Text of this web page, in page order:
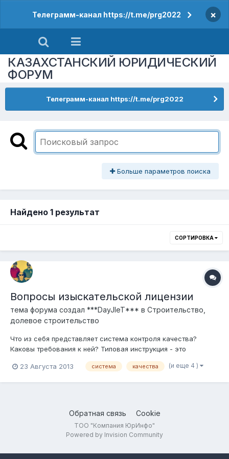
Телеграмм-канал https://t.me/prg2022 ×
КАЗАХСТАНСКИЙ ЮРИДИЧЕСКИЙ
ФОРУМ
Телеграмм-канал https://t.me/prg2022
Больше параметров поиска
Найдено 1 результат
СОРТИРОВКА
Вопросы изыскательской лицензии
тема форума создал ***DayJIeT*** в Строительство,
долевое строительство
Что из себя представляет система контроля качества?
Каковы требования к ней? Типовая инструкция - это
можно использовать, подписав и поставив печать, в
23 Августа 2013 система качества (и еще 4 )
Обратная связь Cookie
ТОО "Компания ЮрИнфо"
Powered by Invision Community